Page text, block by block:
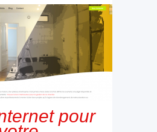
pour